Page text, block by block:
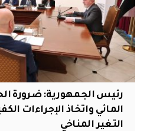
رئيس الجمهورية: ضرورة
المائي واتخاذ الإجراءات
التغير المناخي